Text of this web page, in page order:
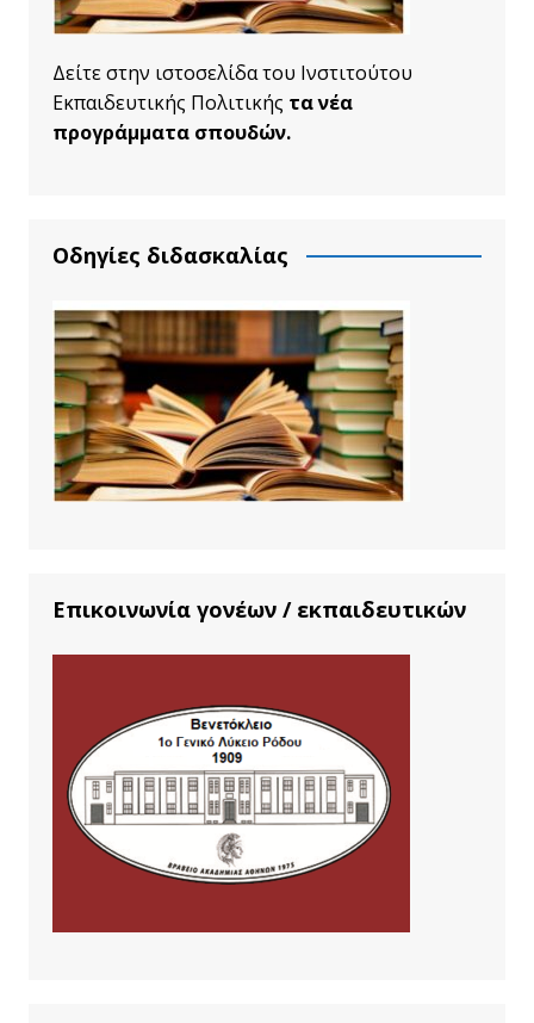
Δείτε στην ιστοσελίδα του Ινστιτούτου
Εκπαιδευτικής Πολιτικής τα νέα
προγράμματα σπουδών.
Οδηγίες διδασκαλίας
Επικοινωνία γονέων / εκπαιδευτικών